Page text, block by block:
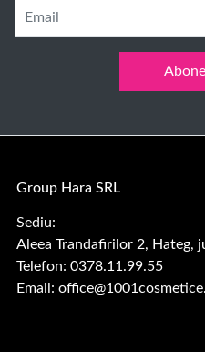
Email
Group Hara SRL
Sediu:
Aleea Trandafirilor 2, Hateg,
Telefon: 0378.11.99.55
Email: